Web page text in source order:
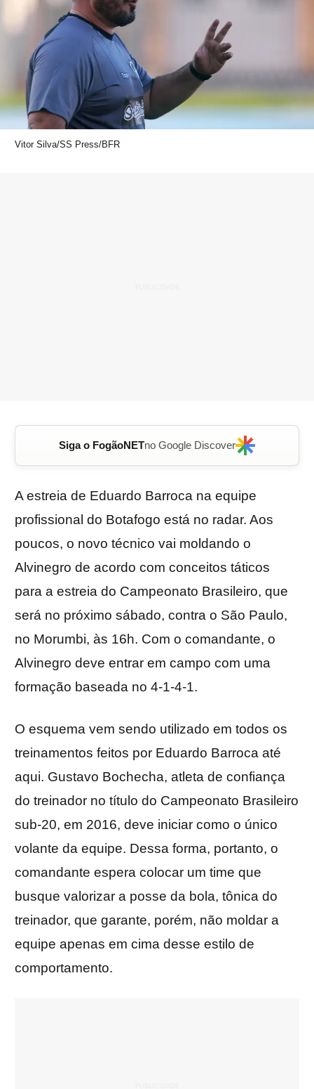
Vitor Silva/SS Press/BFR
Siga o FogãoNETno Google Discover
A estreia de Eduardo Barroca na equipe
profissional do Botafogo está no radar. Aos
poucos, o novo técnico vai moldando o
Alvinegro de acordo com conceitos táticos
para a estreia do Campeonato Brasileiro, que
será no próximo sábado, contra o São Paulo,
no Morumbi, às 16h. Com o comandante, o
Alvinegro deve entrar em campo com uma
formação baseada no 4-1-4-1.
O esquema vem sendo utilizado em todos os
treinamentos feitos por Eduardo Barroca até
aqui. Gustavo Bochecha, atleta de confiança
do treinador no título do Campeonato Brasileiro
sub-20, em 2016, deve iniciar como o único
volante da equipe. Dessa forma, portanto, o
comandante espera colocar um time que
busque valorizar a posse da bola, tônica do
treinador, que garante, porém, não moldar a
equipe apenas em cima desse estilo de
comportamento.